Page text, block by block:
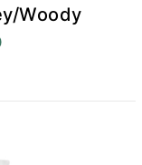
Woody